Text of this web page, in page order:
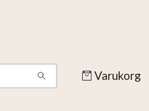
Varukorg